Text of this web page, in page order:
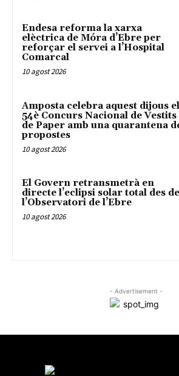
Endesa reforma la xarxa
elèctrica de Móra d’Ebre per
reforçar el servei a l’Hospital
Comarcal
10 agost 2026
Amposta celebra aquest dijous el
54è Concurs Nacional de Vestits
de Paper amb una quarantena
propostes
10 agost 2026
El Govern retransmetrà en
directe l’eclipsi solar total des de
l’Observatori de l’Ebre
10 agost 2026
- Advertisement -